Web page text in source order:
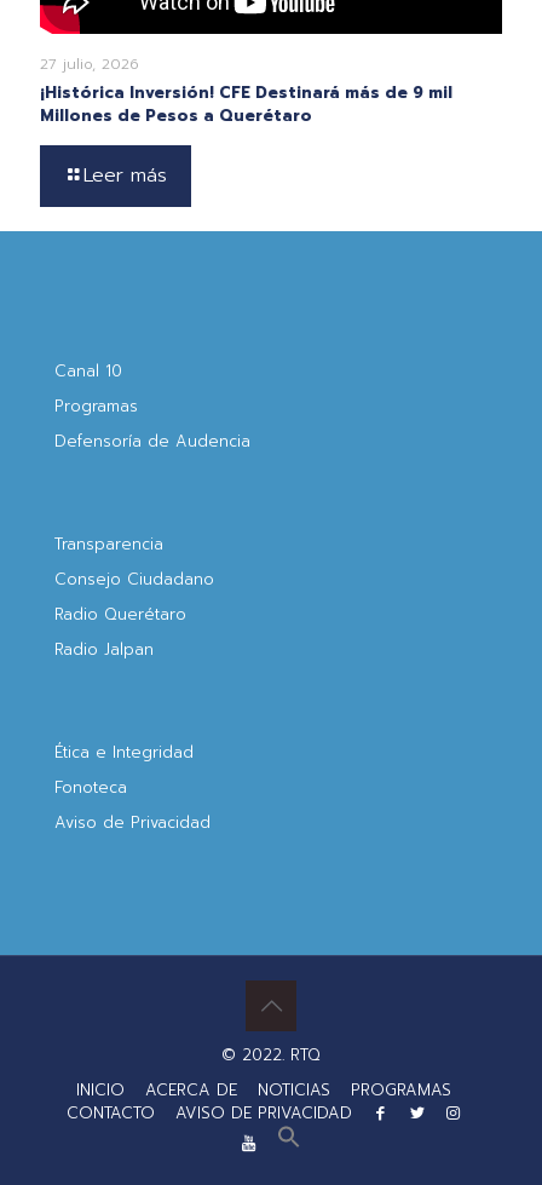
27 julio, 2026
¡Histórica Inversión! CFE Destinará más de 9 mil
Millones de Pesos a Querétaro
Leer más
Canal 10
Programas
Defensoría de Audencia
Transparencia
Consejo Ciudadano
Radio Querétaro
Radio Jalpan
Ética e Integridad
Fonoteca
Aviso de Privacidad
© 2022. RTQ
INICIO
ACERCA DE NOTICIAS
PROGRAMAS
CONTACTO
AVISO DE PRIVACIDAD